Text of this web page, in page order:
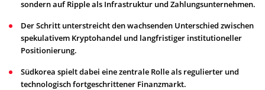
sondern auf Ripple als Infrastruktur und Zahlungsunternehmen.
Der Schritt unterstreicht den wachsenden Unterschied zwischen
spekulativem Kryptohandel und langfristiger institutioneller
Positionierung.
Südkorea spielt dabei eine zentrale Rolle als regulierter und
technologisch fortgeschrittener Finanzmarkt.